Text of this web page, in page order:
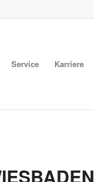
Service Karriere